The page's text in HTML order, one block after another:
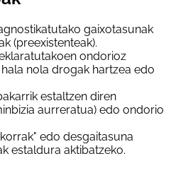
gaixotasunak
(preexistenteak).
ondorioz
nola drogak hartzea edo
estaltzen diren
aurreratua) edo ondorio
edo desgaitasuna
estaldura aktibatzeko.